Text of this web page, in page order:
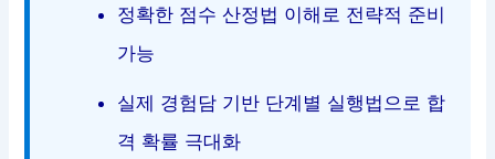
정확한 점수 산정법 이해로 전략적 준비
가능
실제 경험담 기반 단계별 실행법으로 합
격 확률 극대화